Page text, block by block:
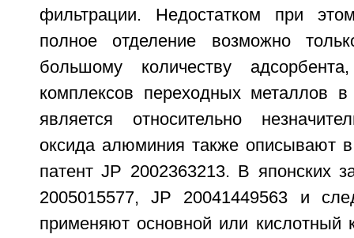
фильтрации. Недостатком при
полное отделение возможно
большому количеству
комплексов переходных металлов
является относительно
оксида алюминия также описывают
патент JP 2002363213. В японских
2005015577, JP 20041449563 и
применяют основной или кислотный